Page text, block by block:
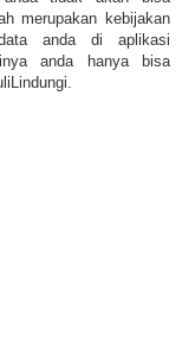
merupakan kebijakan
anda di aplikasi
anda hanya bisa